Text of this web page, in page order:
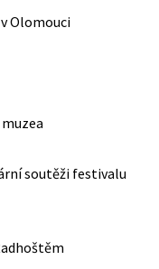
Olomouci
soutěži festivalu